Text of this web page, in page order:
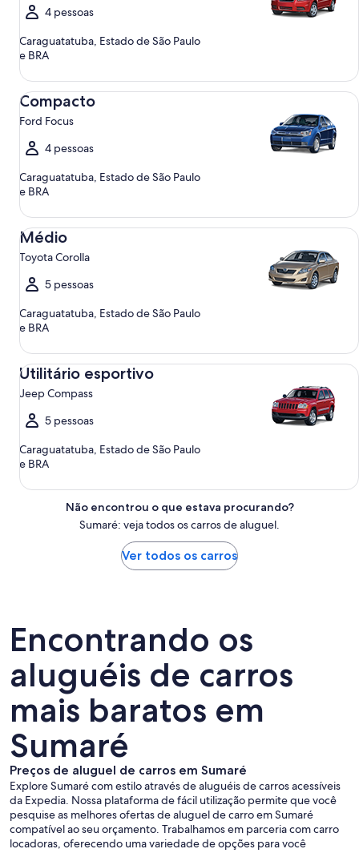
4 pessoas
Caraguatatuba, Estado de São Paulo
e BRA
Compacto
Ford Focus
4 pessoas
Caraguatatuba, Estado de São Paulo
e BRA
Compacto Ford Focus
Médio
Toyota Corolla
5 pessoas
Caraguatatuba, Estado de São Paulo
e BRA
Médio Toyota Corolla
Utilitário esportivo
Jeep Compass
5 pessoas
Caraguatatuba, Estado de São Paulo
e BRA
Utilitário esportivo Jeep Compass
Não encontrou o que estava procurando?
Sumaré: veja todos os carros de aluguel.
Ver todos os carros
Encontrando os
aluguéis de carros
mais baratos em
Sumaré
Preços de aluguel de carros em Sumaré
Explore Sumaré com estilo através de aluguéis de carros acessíveis
da Expedia. Nossa plataforma de fácil utilização permite que você
pesquise as melhores ofertas de aluguel de carro em Sumaré
compatível ao seu orçamento. Trabalhamos em parceria com carro
locadoras, oferecendo uma variedade de opções para você